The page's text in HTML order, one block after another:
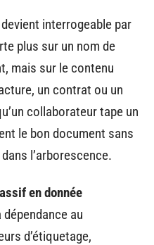
interrogeable par
plus sur un nom de
mais sur le contenu
un contrat ou un
collaborateur tape un
le bon document sans
l’arborescence.
en donnée
au
d’étiquetage,